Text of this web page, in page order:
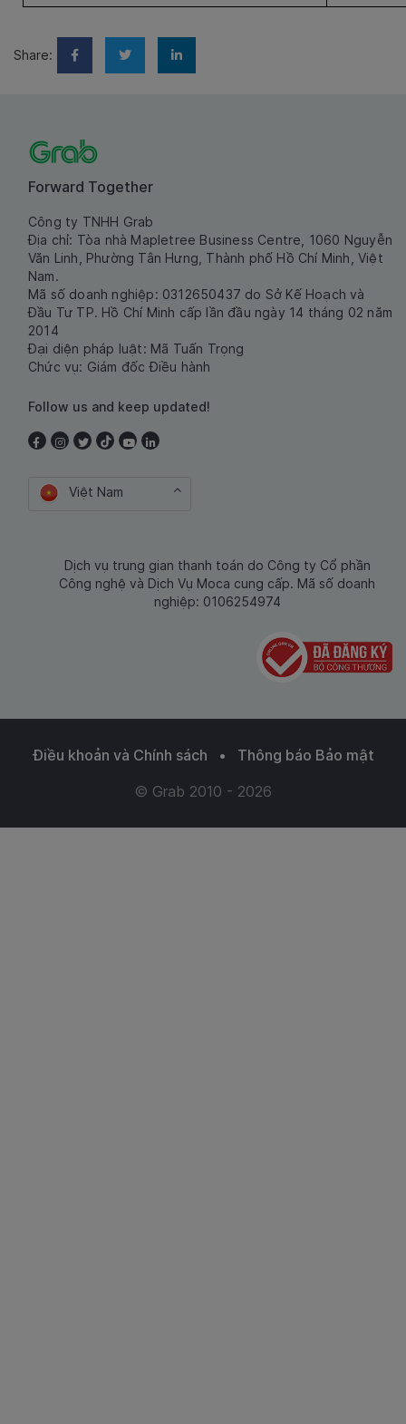
Share:
Forward Together
Công ty TNHH Grab
Địa chỉ: Tòa nhà Mapletree Business Centre, 1060 Nguyễn
Văn Linh, Phường Tân Hưng, Thành phố Hồ Chí Minh, Việt
Nam.
Mã số doanh nghiệp: 0312650437 do Sở Kế Hoạch và
Đầu Tư TP. Hồ Chí Minh cấp lần đầu ngày 14 tháng 02 năm
2014
Đại diện pháp luật: Mã Tuấn Trọng
Chức vụ: Giám đốc Điều hành
Follow us and keep updated!
Việt Nam
Dịch vụ trung gian thanh toán do Công ty Cổ phần
Công nghệ và Dịch Vụ Moca cung cấp. Mã số doanh
nghiệp: 0106254974
Điều khoản và Chính sách •
Thông báo Bảo mật
© Grab 2010 - 2026